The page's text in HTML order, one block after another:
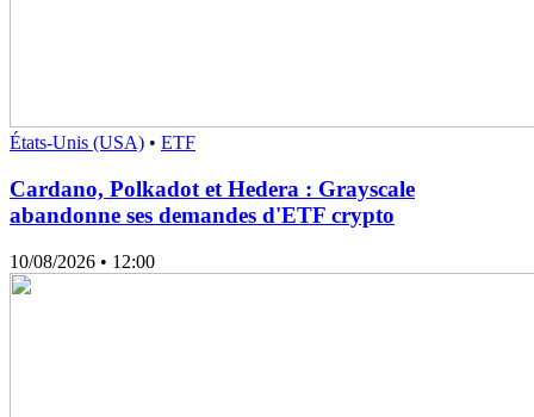
États-Unis (USA) • ETF
Cardano, Polkadot et Hedera : Grayscale
abandonne ses demandes d'ETF crypto
10/08/2026 • 12:00